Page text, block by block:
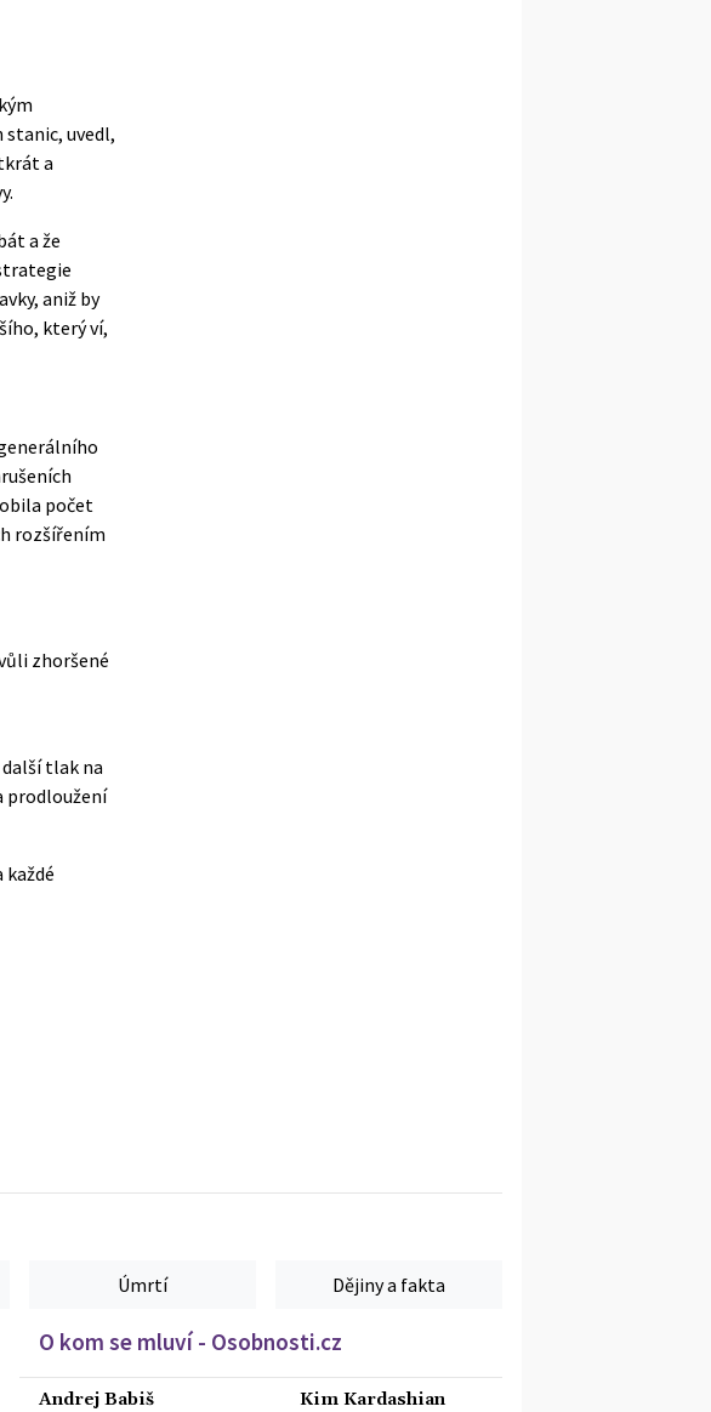
stanic, uvedl,
a
a že
aniž by
který ví,
počet
rozšířením
zhoršené
tlak na
prodloužení
každé
Úmrtí Dějiny a fakta
O kom se mluví - Osobnosti.cz
Andrej Babiš Kim Kardashian